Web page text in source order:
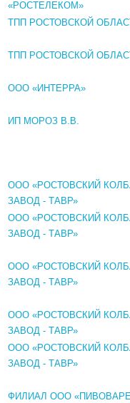
«РОСТЕЛЕКОМ»
ТПП РОСТОВСКОЙ
ТПП РОСТОВСКОЙ
ООО «ИНТЕРРА»
ИП МОРОЗ В.В.
ООО «РОСТОВСКИЙ
ЗАВОД - ТАВР»
ООО «РОСТОВСКИЙ
ЗАВОД - ТАВР»
ООО «РОСТОВСКИЙ
ЗАВОД - ТАВР»
ООО «РОСТОВСКИЙ
ЗАВОД - ТАВР»
ООО «РОСТОВСКИЙ
ЗАВОД - ТАВР»
ФИЛИАЛ ООО